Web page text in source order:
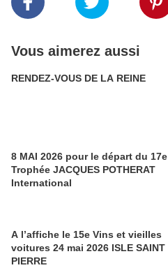
Vous aimerez aussi
RENDEZ-VOUS DE LA REINE
8 MAI 2026 pour le départ du 17e
Trophée JACQUES POTHERAT
International
A l’affiche le 15e Vins et vieilles
voitures 24 mai 2026 ISLE SAINT
PIERRE